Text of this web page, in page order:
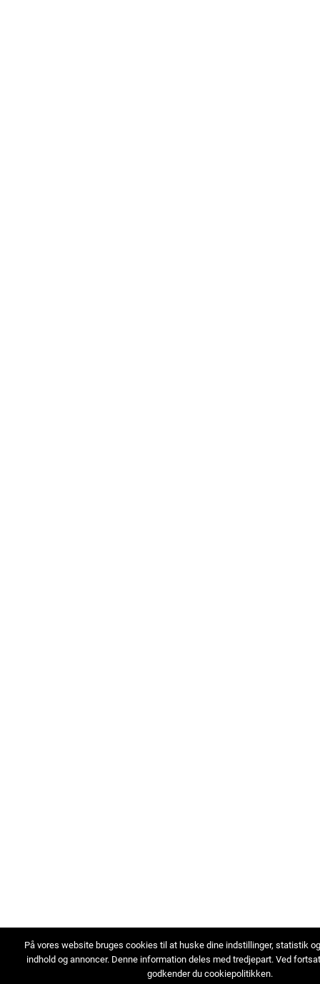
På vores website bruges cookies til at huske dine indstillinger, statistik
indhold og annoncer. Denne information deles med tredjepart. Ved
godkender du cookiepolitikken.